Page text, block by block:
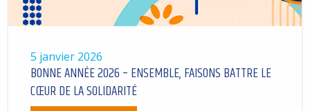
5 janvier 2026
BONNE ANNÉE 2026 – ENSEMBLE, FAISONS BATTRE LE
CŒUR DE LA SOLIDARITÉ